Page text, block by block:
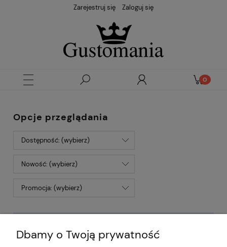
Zarejestruj się Zaloguj się
Opcje przeglądania
Dostępność: (wybierz)
Nowość: (wybierz)
Promocja: (wybierz)
kryteria.
Dbamy o Twoją prywatność